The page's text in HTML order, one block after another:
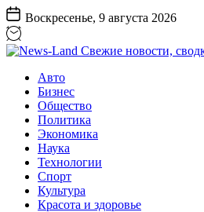
Перейти
к
содержанию
Воскресенье, 9 августа 2026
Land
Свежие
новости,
сводки
прогнозы
Авто
Бизнес
Общество
Политика
Экономика
Наука
Технологии
Спорт
Культура
Красота и здоровье